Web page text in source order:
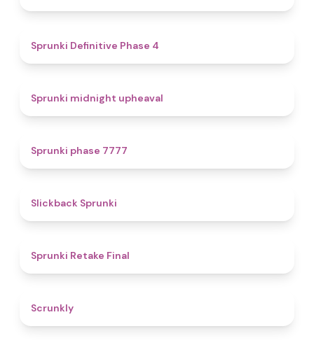
Sprunki Definitive Phase 4
Sprunki midnight upheaval
Sprunki phase 7777
Slickback Sprunki
Sprunki Retake Final
Scrunkly